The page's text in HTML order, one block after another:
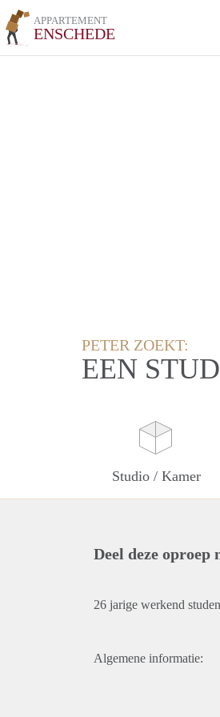
APPARTEMENT
ENSCHEDE
PETER ZOEKT:
EEN
Studio / Kamer
Deel deze oproep
26 jarige werkend
Algemene informatie: